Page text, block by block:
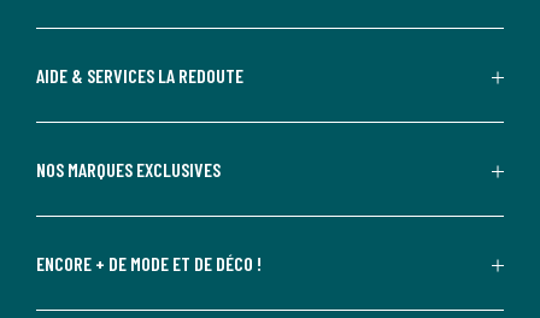
AIDE & SERVICES LA REDOUTE
NOS MARQUES EXCLUSIVES
ENCORE + DE MODE ET DE DÉCO !